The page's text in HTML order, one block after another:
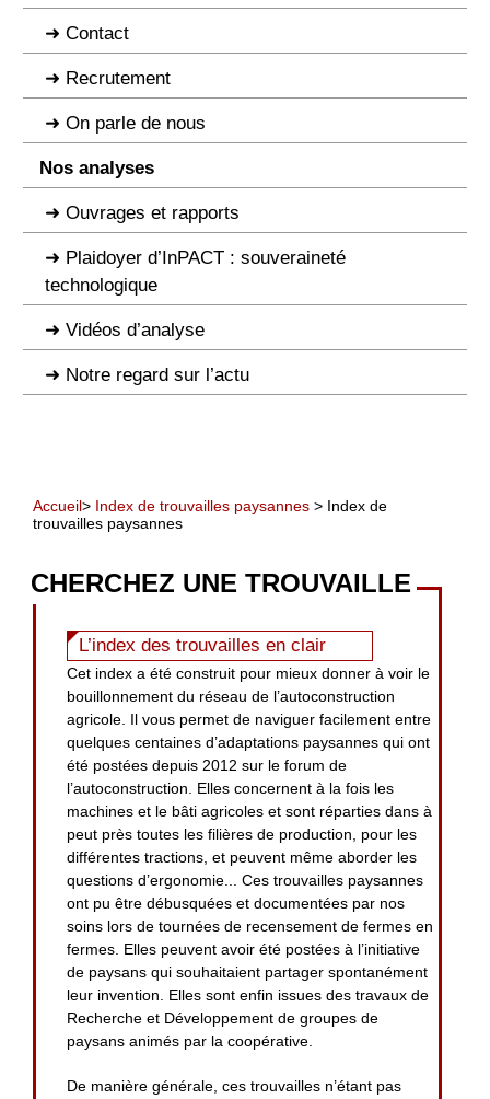
Contact
Recrutement
On parle de nous
Nos analyses
Ouvrages et rapports
Plaidoyer d’InPACT : souveraineté
technologique
Vidéos d’analyse
Notre regard sur l’actu
Accueil> Index de trouvailles paysannes > Index de
trouvailles paysannes
CHERCHEZ UNE TROUVAILLE
L’index des trouvailles en clair
Cet index a été construit pour mieux donner à voir le
bouillonnement du réseau de l’autoconstruction
agricole. Il vous permet de naviguer facilement entre
quelques centaines d’adaptations paysannes qui ont
été postées depuis 2012 sur le forum de
l’autoconstruction. Elles concernent à la fois les
machines et le bâti agricoles et sont réparties dans à
peut près toutes les filières de production, pour les
différentes tractions, et peuvent même aborder les
questions d’ergonomie... Ces trouvailles paysannes
ont pu être débusquées et documentées par nos
soins lors de tournées de recensement de fermes en
fermes. Elles peuvent avoir été postées à l’initiative
de paysans qui souhaitaient partager spontanément
leur invention. Elles sont enfin issues des travaux de
Recherche et Développement de groupes de
paysans animés par la coopérative.
De manière générale, ces trouvailles n’étant pas